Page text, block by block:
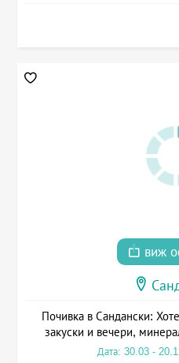
виж
Почивка в Сандански:
закуски и вечери,
Дата: 30.03 -